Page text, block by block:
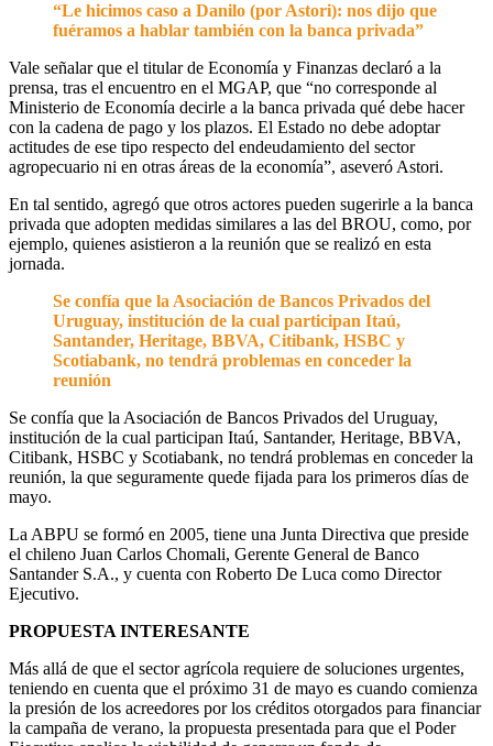
“Le hicimos caso a Danilo (por Astori): nos dijo que
fuéramos a hablar también con la banca privada”
Vale señalar que el titular de Economía y Finanzas declaró a la
prensa, tras el encuentro en el MGAP, que “no corresponde al
Ministerio de Economía decirle a la banca privada qué debe hacer
con la cadena de pago y los plazos. El Estado no debe adoptar
actitudes de ese tipo respecto del endeudamiento del sector
agropecuario ni en otras áreas de la economía”, aseveró Astori.
En tal sentido, agregó que otros actores pueden sugerirle a la banca
privada que adopten medidas similares a las del BROU, como, por
ejemplo, quienes asistieron a la reunión que se realizó en esta
jornada.
Se confía que la Asociación de Bancos Privados del
Uruguay, institución de la cual participan Itaú,
Santander, Heritage, BBVA, Citibank, HSBC y
Scotiabank, no tendrá problemas en conceder la
reunión
Se confía que la Asociación de Bancos Privados del Uruguay,
institución de la cual participan Itaú, Santander, Heritage, BBVA,
Citibank, HSBC y Scotiabank, no tendrá problemas en conceder la
reunión, la que seguramente quede fijada para los primeros días de
mayo.
La ABPU se formó en 2005, tiene una Junta Directiva que preside
el chileno Juan Carlos Chomali, Gerente General de Banco
Santander S.A., y cuenta con Roberto De Luca como Director
Ejecutivo.
PROPUESTA INTERESANTE
Más allá de que el sector agrícola requiere de soluciones urgentes,
teniendo en cuenta que el próximo 31 de mayo es cuando comienza
la presión de los acreedores por los créditos otorgados para financiar
la campaña de verano, la propuesta presentada para que el Poder